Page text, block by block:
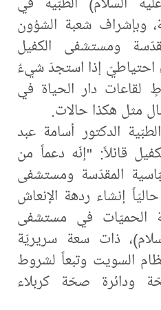
وبإشراف شعبة الشؤون
ومستشفى الكفيل
احتياطيّ إذا استجدّ شيءٌ
لقاعات دار الحياة في
مثل هكذا حالات.
الدكتور أسامة عبد
قائلاً: "إنّه دعماً من
المقدّسة ومستشفى
إنشاء ردهة الإنعاش
الحميّات في مستشفى
ذات سعة سريريّة
السويت وتبعاً لشروط
ودائرة صحّة كربلاء